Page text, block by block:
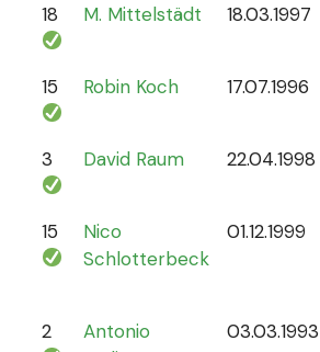
18 M. Mittelstädt 18.03.1997
15 Robin Koch 17.07.1996
3 David Raum 22.04.1998
15
Nico
Schlotterbeck
01.12.1999
2
Antonio
03.03.1993